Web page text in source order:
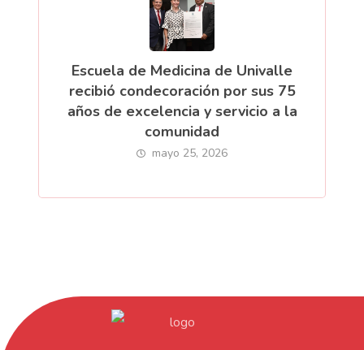
Escuela de Medicina de Univalle
recibió condecoración por sus 75
años de excelencia y servicio a la
comunidad
mayo 25, 2026